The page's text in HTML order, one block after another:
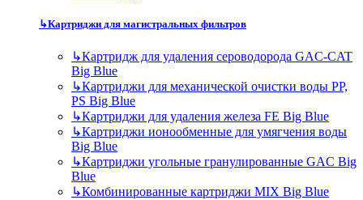
↳Картриджи для магистральных фильтров
↳Картридж для удаления сероводорода GAC-CAT
Big Blue
↳Картриджи для механической очистки воды PP,
PS Big Blue
↳Картриджи для удаления железа FE Big Blue
↳Картриджи ионообменные для умягчения воды
Big Blue
↳Картриджи угольные гранулированные GAC Big
Blue
↳Комбинированные картриджи MIX Big Blue